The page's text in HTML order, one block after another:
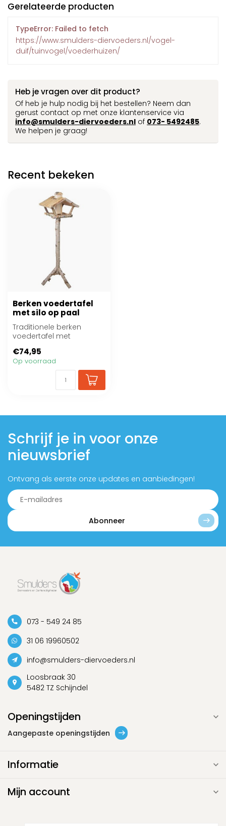
Gerelateerde producten
TypeError: Failed to fetch
https://www.smulders-diervoeders.nl/vogel-
duif/tuinvogel/voederhuizen/
Heb je vragen over dit product?
Of heb je hulp nodig bij het bestellen? Neem dan
gerust contact op met onze klantenservice via
info@smulders-diervoeders.nl of 073- 5492485.
We helpen je graag!
Recent bekeken
Berken voedertafel
met silo op paal
Traditionele berken
voedertafel met
€74,95
Op voorraad
Schrijf je in voor onze
nieuwsbrief
Ontvang als eerste onze updates en aanbiedingen!
Abonneer
073 - 549 24 85
31 06 19960502
info@smulders-diervoeders.nl
Loosbraak 30
5482 TZ Schijndel
Openingstijden
Aangepaste openingstijden
Informatie
Mijn account